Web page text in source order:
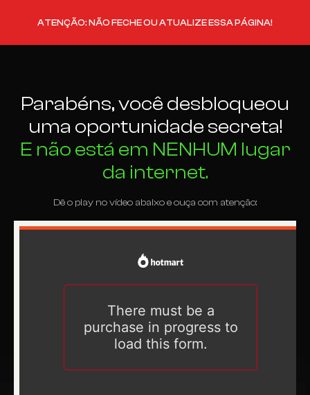
ATENÇÃO: NÃO FECHE OU ATUALIZE ESSA PÁGINA!
Parabéns, você desbloqueou
uma oportunidade secreta!
E não está em NENHUM lugar
da internet.
Dê o play no vídeo abaixo e ouça com atenção: